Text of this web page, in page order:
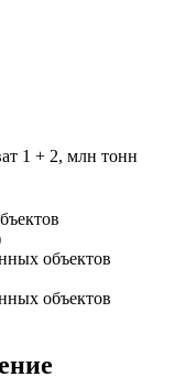
1 + 2, млн тонн
объектов
объектов